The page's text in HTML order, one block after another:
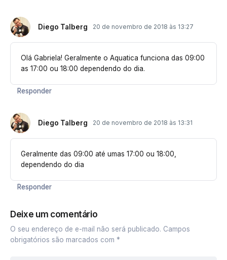
Diego Talberg 20 de novembro de 2018 às 13:27
Olá Gabriela! Geralmente o Aquatica funciona das 09:00
as 17:00 ou 18:00 dependendo do dia.
Responder
Diego Talberg 20 de novembro de 2018 às 13:31
Geralmente das 09:00 até umas 17:00 ou 18:00,
dependendo do dia
Responder
Deixe um comentário
O seu endereço de e-mail não será publicado. Campos
obrigatórios são marcados com *